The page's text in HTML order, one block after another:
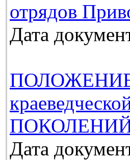
отрядов
Дата
ПОЛОЖЕНИЕ о
Дата